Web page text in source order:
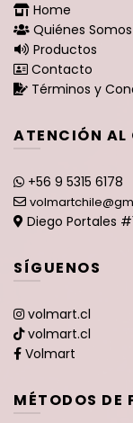
Home
Quiénes Somos
Productos
Contacto
Términos y
ATENCIÓN AL
+56 9 5315 6178
Diego Portales
SÍGUENOS
volmart.cl
volmart.cl
Volmart
MÉTODOS DE